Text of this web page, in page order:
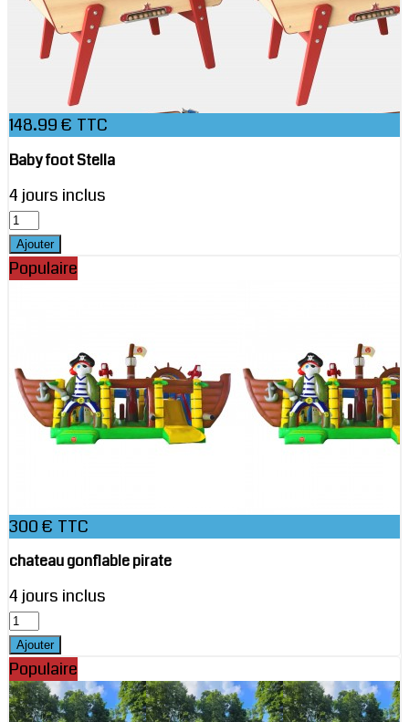
148.99 € TTC
Baby foot Stella
4 jours inclus
Populaire
300 € TTC
chateau gonflable pirate
4 jours inclus
Populaire